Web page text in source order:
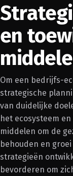
en
Om een bedrijfs-
strategische
van duidelijke
het ecosysteem
middelen om de
behouden en
strategieën
bevorderen om